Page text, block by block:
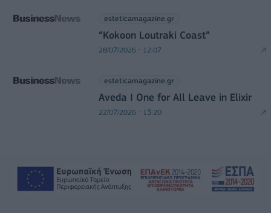
esteticamagazine.gr
“Kokoon Loutraki Coast”
28/07/2026 - 12:07
esteticamagazine.gr
Aveda I One for All Leave in Elixir
22/07/2026 - 13:20